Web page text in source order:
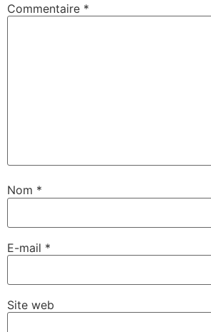
Commentaire *
Nom *
E-mail *
Site web